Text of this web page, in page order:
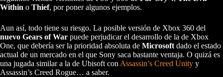
Within o Thief, por poner algunos ejemplos.
Aun así, todo tiene su riesgo. La posible versión de Xbox 360 del
nuevo Gears of War puede perjudicar el desarrollo de la de Xbox
One, que debería ser la prioridad absoluta de Microsoft dado el estado
actual de un mercado en el que Sony saca bastante ventaja. O quizá es
una jugada similar a la de Ubisoft con Assassin’s Creed Unity y
Assassin’s Creed Rogue… a saber.